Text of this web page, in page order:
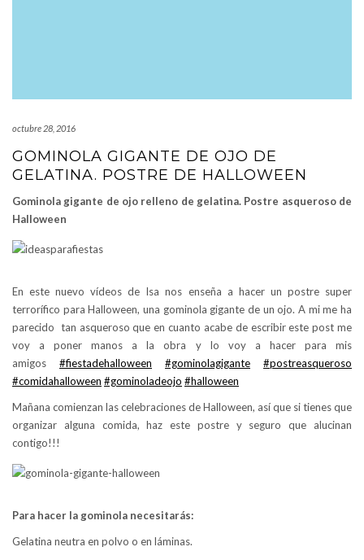
octubre 28, 2016
GOMINOLA GIGANTE DE OJO DE
GELATINA. POSTRE DE HALLOWEEN
Gominola gigante de ojo relleno de gelatina. Postre asqueroso de
Halloween
En este nuevo vídeos de Isa nos enseña a hacer un postre super
terrorífico para Halloween, una gominola gigante de un ojo. A mi me ha
parecido tan asqueroso que en cuanto acabe de escribir este post me
voy a poner manos a la obra y lo voy a hacer para mis
amigos #fiestadehalloween #gominolagigante
#postreasqueroso
#comidahalloween #gominoladeojo #halloween
Mañana comienzan las celebraciones de Halloween, así que si tienes que
organizar alguna comida, haz este postre y seguro que alucinan
contigo!!!
Para hacer la gominola necesitarás:
Gelatina neutra en polvo o en láminas.